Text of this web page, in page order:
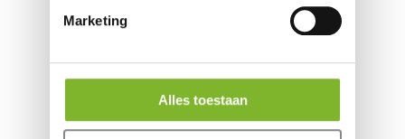
Marketing
Alles toestaan